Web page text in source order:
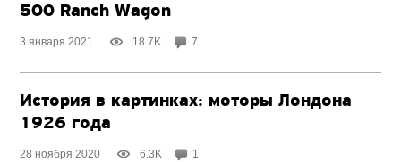
500 Ranch Wagon
3 января 2021 18.7K 7
История в картинках: моторы Лондона
1926 года
28 ноября 2020 6.3K 1